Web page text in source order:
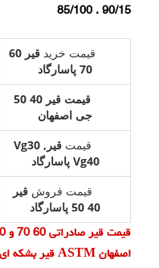
90/15 . 85/100
قیمت خرید
قیر 60
70 پاسارگاد
قیمت قیر 40 50
جی اصفهان
قیمت
قیرVg30 ,
Vg40 پاسارگاد
قیمت فروشقیر
40 50 پاسارگاد